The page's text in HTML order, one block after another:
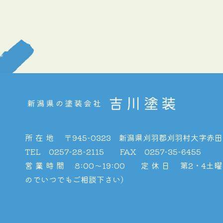
所在地 〒945-0323 新潟県刈羽郡刈羽村大字赤
TEL 0257-28-2115 FAX 0257-35-6455
営業時間
8:00〜19:00 定休日
第2・4土曜
のでいつでもご相談下さい）